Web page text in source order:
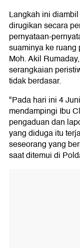
Langkah ini
dirugikan secara
pernyataan-
suaminya ke
Moh. Akil
serangkaian
tidak berdasar.
"Pada hari ini 4
mendampingi Ibu
pengaduan dan
yang diduga itu
seseorang yang
saat ditemui di